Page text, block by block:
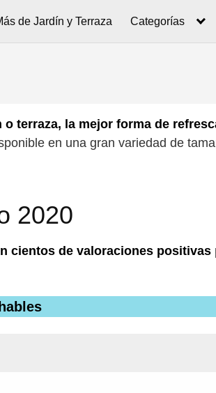
de Jardín y Terraza Categorías
terraza, la mejor forma de
en una gran variedad de
2020
cientos de valoraciones positivas